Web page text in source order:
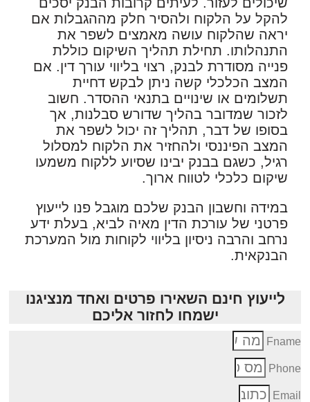
להקל על הלקוח ולהסיר חלק מההגבלות אם
יראה שהלקוח עושה מאמצים לשפר את
התנהלותו. תחילת תהליך השיקום כוללת
פנייה מסודרת לבנק, רצוי בליווי עורך דין. אם
המצב הכלכלי קשה ניתן לבקש דחיית
תשלומים או שינויים בתנאי ההסדר. חשוב
לזכור שמדובר בהליך שדורש סבלנות, אך
בסופו של דבר, תהליך זה יכול לשפר את
המצב הפיננסי ולהחזיר את הלקוח למסלול
רגיל, כשגם בבנק יבינו שסיוע ללקוח משמעו
שיקום כלכלי לטווח ארוך.
במידה וחשבון הבנק שלכם מוגבל פנו לייעוץ
פרטני של עורכת הדין מאיה לביא, בעלת ידע
נרחב והרבה ניסיון בליווי לקוחות מול המערכת
הבנקאית.
לייעוץ חינם השאירו פרטים ואחד מנציגנו
ישמחו לחזור אליכם